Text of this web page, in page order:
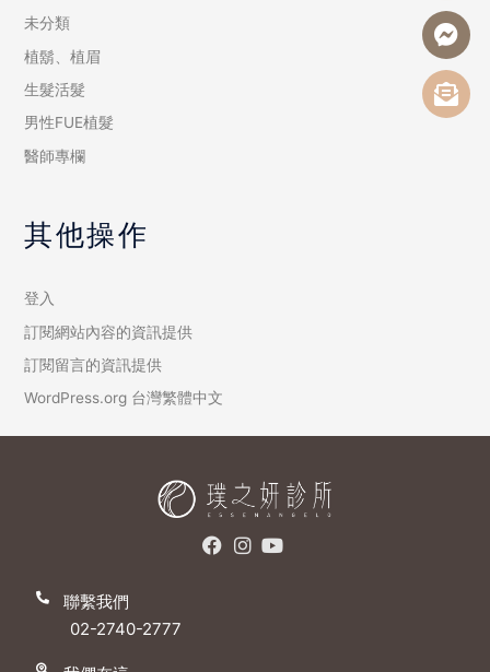
未分類
植鬍、植眉
生髮活髮
男性FUE植髮
醫師專欄
其他操作
登入
訂閱網站內容的資訊提供
訂閱留言的資訊提供
WordPress.org 台灣繁體中文
聯繫我們
02-2740-2777